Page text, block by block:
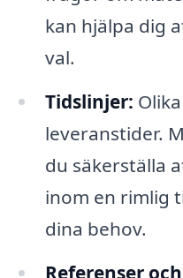
kan hjälpa dig
val.
Tidslinjer:
leveranstider.
du säkerställa
inom en rimlig
dina behov.
Referenser